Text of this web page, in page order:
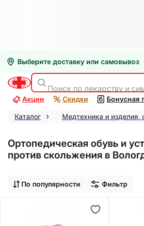
Выберите доставку или самовывоз
Поиск по лекарству и
Акции Скидки Бонусная
Каталог Медтехника и изделия,
Ортопедическая обувь и
против скольжения в
По популярности Фильтр